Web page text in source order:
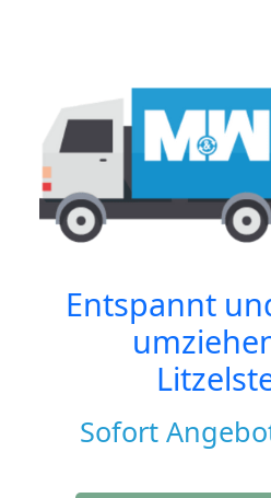
Entspannt
Sofort